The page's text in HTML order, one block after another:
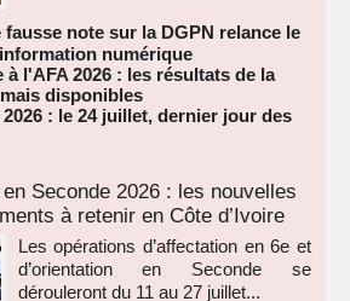
fausse note sur la DGPN relance le
numérique
l'AFA 2026 : les résultats de la
disponibles
: le 24 juillet, dernier jour des
Seconde 2026 : les nouvelles
à retenir en Côte d’Ivoire
Les opérations d’affectation en 6e et
d’orientation en Seconde se
dérouleront du 11 au 27 juillet...